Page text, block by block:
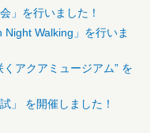
」を行いました！
Night Walking」を行いま
アクアミュージアム” を
」 を開催しました！